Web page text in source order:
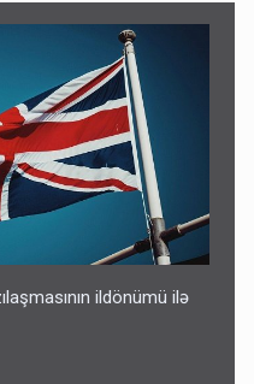
ildönümü ilə